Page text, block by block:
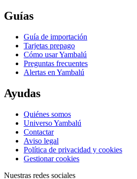
Guías
Guía de importación
Tarjetas prepago
Cómo usar Yambalú
Preguntas frecuentes
Alertas en Yambalú
Ayudas
Quiénes somos
Universo Yambalú
Contactar
Aviso legal
Política de privacidad y cookies
Gestionar cookies
Nuestras redes sociales